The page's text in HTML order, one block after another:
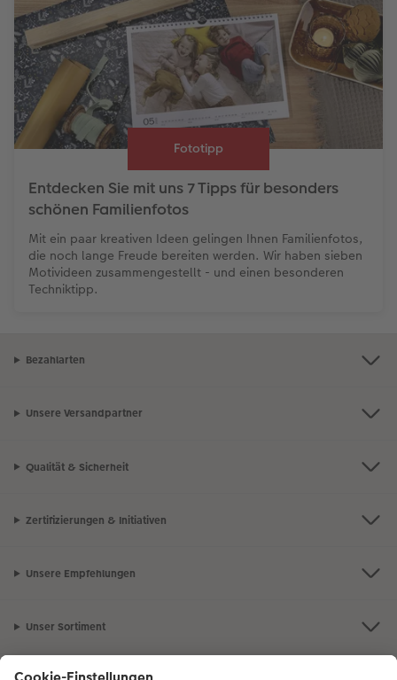
Fototipp
Entdecken Sie mit uns 7 Tipps für besonders
schönen Familienfotos
Mit ein paar kreativen Ideen gelingen Ihnen Familienfotos,
die noch lange Freude bereiten werden. Wir haben sieben
Motivideen zusammengestellt - und einen besonderen
Techniktipp.
Bezahlarten
Unsere Versandpartner
Qualität & Sicherheit
Zertifizierungen & Initiativen
Unsere Empfehlungen
Unser Sortiment